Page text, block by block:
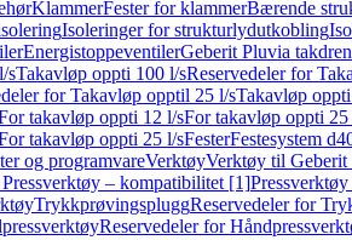
KlammerFester for klammerBærende
Isoleringer for strukturlydutkobling
EnergistoppeventilerGeberit Pluvia
sTakavløp oppti 100 l/sReservedeler for
for Takavløp opptil 25 l/sTakavløp
takavløp oppti 12 l/sFor takavløp oppti 25
takavløp oppti 25 l/sFesterFestesystem
og programvareVerktøyVerktøy til
– kompatibilitet [1]
TrykkprøvingspluggReservedeler for
Reservedeler for